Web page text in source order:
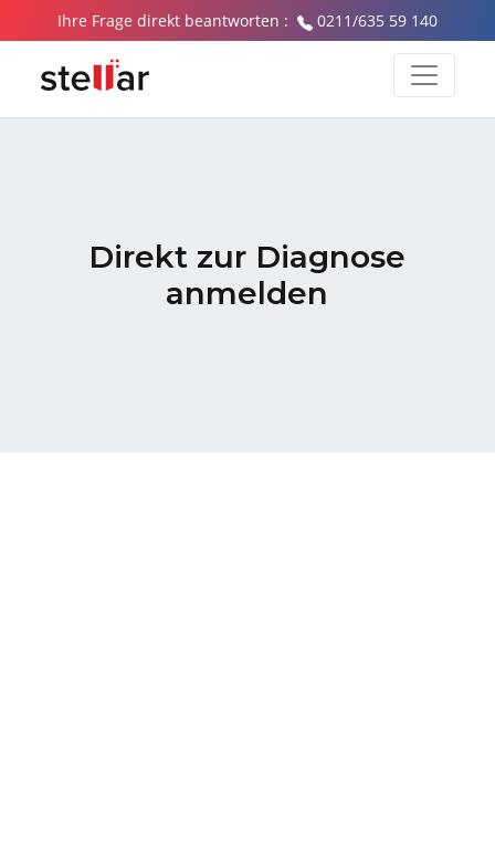
Ihre Frage direkt beantworten : 0211/635 59 140
Direkt zur Diagnose
anmelden